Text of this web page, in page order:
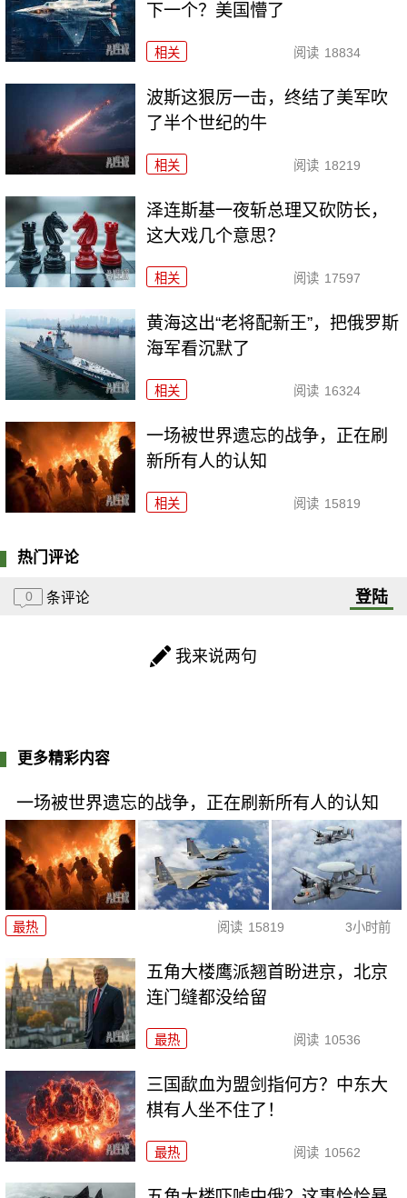
下一个？美国懵了
相关 阅读 18834
波斯这狠厉一击，终结了美军吹
了半个世纪的牛
相关 阅读 18219
泽连斯基一夜斩总理又砍防长，
这大戏几个意思？
相关 阅读 17597
黄海这出“老将配新王”，把俄罗斯
海军看沉默了
相关 阅读 16324
一场被世界遗忘的战争，正在刷
新所有人的认知
相关 阅读 15819
热门评论
0 条评论 登陆
我来说两句
更多精彩内容
一场被世界遗忘的战争，正在刷新所有人的认知
最热 阅读 15819 3小时前
五角大楼鹰派翘首盼进京，北京
连门缝都没给留
最热 阅读 10536
三国歃血为盟剑指何方？中东大
棋有人坐不住了！
最热 阅读 10562